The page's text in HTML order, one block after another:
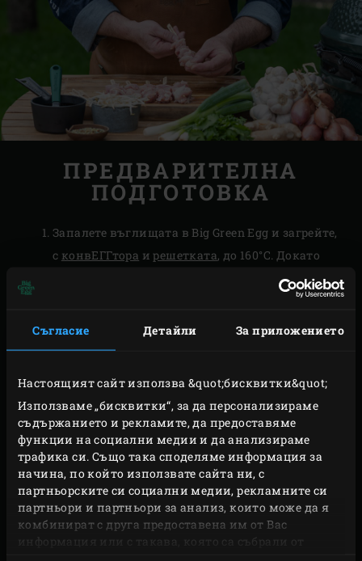
Съгласие Детайли За приложението
Настоящият сайт използва &quot;бисквитки&quot;
Използваме „бисквитки“, за да персонализираме
съдържанието и рекламите, да предоставяме
функции на социални медии и да анализираме
трафика си. Също така споделяме информация за
начина, по който използвате сайта ни, с
партньорските си социални медии, рекламните си
партньори и партньори за анализ, които може да я
комбинират с друга предоставена им от Вас
информация или с такава, която са събрали от
ПРЕДВАРИТЕЛНА
ПОДГОТОВКА
Запалете въглищата в Big Green Egg и загрейте,
с конвЕГГтора и решетката, до 160°C. Докато
решетката, за да загрее.
по приблизително 1.5 см. Нанижете пилешките
кубчета на 8 шишчета и поставете в
хладилник за поне 30 минути.
За терияки соса – отстранете дръжката от
лютата чушка, разполовете я и махнете
семената. Накълцайте я на ситно.